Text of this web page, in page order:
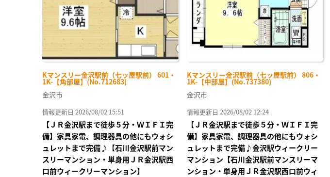
Kマンスリー金沢駅前（七ッ屋駅前） 601・
1K-【角部屋】(No.712683)
金沢市
情報更新日 2026/08/02 15:51
【ＪＲ金沢駅まで徒歩５分・ＷＩＦＩ完
備】家具家電、調理器具の他にもウォシ
ュレットまで完備♪【石川金沢駅前マン
スリーマンション・単身用ＪＲ金沢駅西
口前ウィークリーマンション】
Kマンスリー金沢駅前（七ッ屋駅前） 806・
1K-【中部屋】(No.737380)
金沢市
情報更新日 2026/08/02 12:24
【ＪＲ金沢駅まで徒歩５分・ＷＩＦＩ完
備】家具家電、調理器具の他にもウォシ
ュレットまで完備♪金沢駅ウィークリー
マンション【石川金沢駅前マンスリーマ
ンション・単身用ＪＲ金沢駅西口前ウィ